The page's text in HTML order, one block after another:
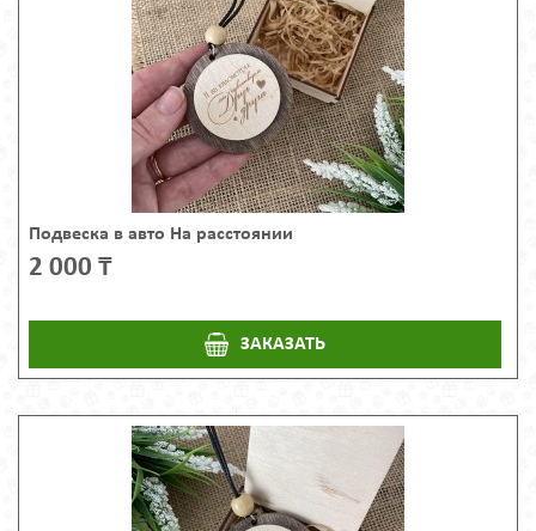
Подвеска в авто На расстоянии
2 000 ₸
ЗАКАЗАТЬ